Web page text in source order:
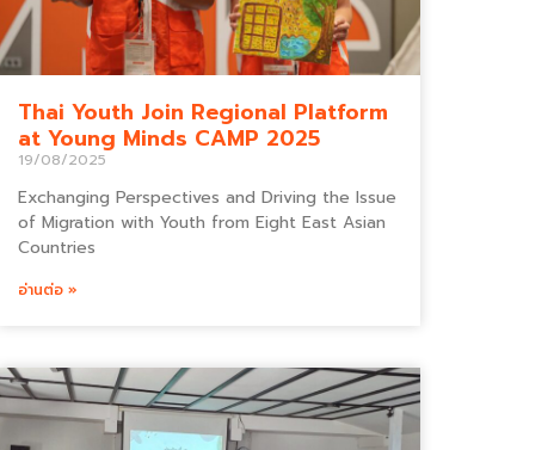
Thai Youth Join Regional Platform
at Young Minds CAMP 2025
19/08/2025
Exchanging Perspectives and Driving the Issue
of Migration with Youth from Eight East Asian
Countries
อ่านต่อ »